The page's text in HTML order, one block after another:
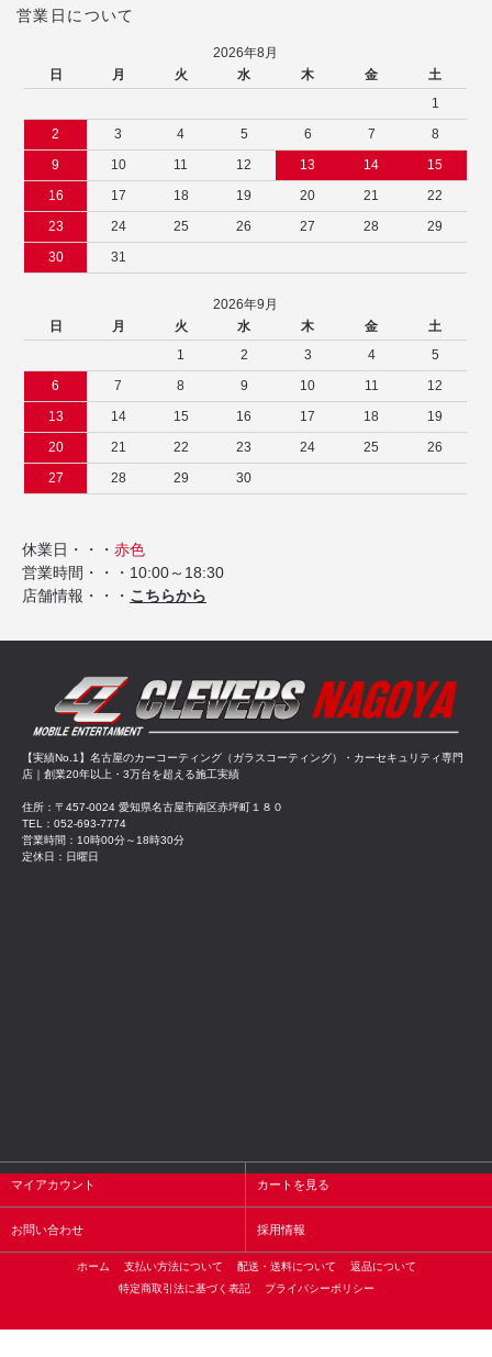
営業日について
2026年8月
日
月 火 水 木 金
土
1
2
3 4 5 6 7
8
9
10 11 12 13 14
15
16
17 18 19 20 21
22
23
24 25 26 27 28
29
30
31
2026年9月
日
月 火 水 木 金
土
1
2 3 4
5
6
7 8 9 10 11
12
13
14 15 16 17 18
19
20
21 22 23 24 25
26
27
28 29 30
休業日・・・ 赤色
営業時間・・・10:00～18:30
店舗情報・・・ こちらから
【実績No.1】名古屋のカーコーティング（ガラスコーティング）・カーセキュリティ専門
店｜創業20年以上・3万台を超える施工実績
住所：〒457-0024 愛知県名古屋市南区赤坪町１８０
TEL：052-693-7774
営業時間：10時00分～18時30分
定休日：日曜日
マイアカウント カートを見る
お問い合わせ 採用情報
ホーム 支払い方法について 配送・送料について
返品について
特定商取引法に基づく表記
プライバシーポリシー